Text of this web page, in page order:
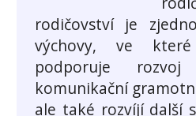
rodičovství je
výchovy, ve
podporuje
komunikační
ale také rozvíjí další